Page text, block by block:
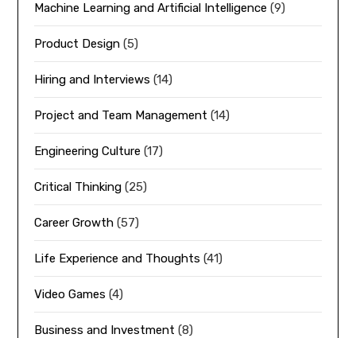
Machine Learning and Artificial Intelligence (9)
Product Design (5)
Hiring and Interviews (14)
Project and Team Management (14)
Engineering Culture (17)
Critical Thinking (25)
Career Growth (57)
Life Experience and Thoughts (41)
Video Games (4)
Business and Investment (8)